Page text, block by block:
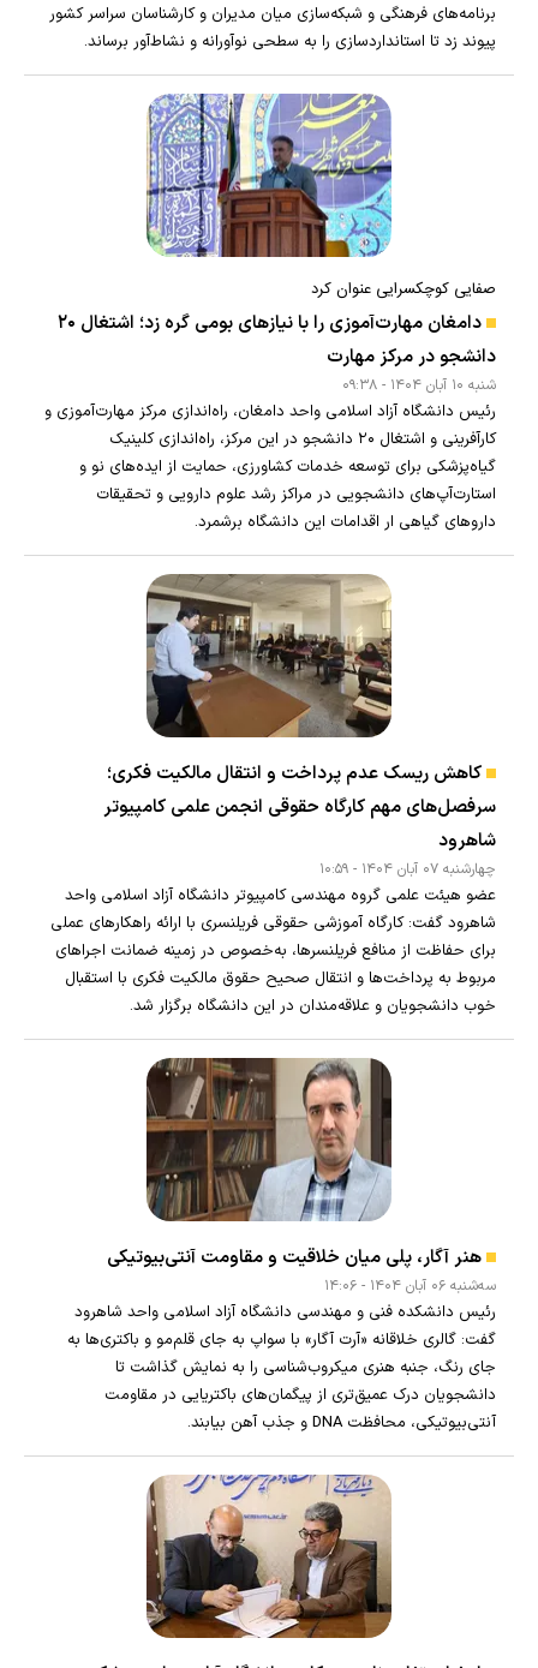
برنامه‌های فرهنگی و شبکه‌سازی میان مدیران و کارشناسان سراسر کشور
پیوند زد تا استانداردسازی را به سطحی نوآورانه و نشاط‌آور برساند.
صفایی کوچکسرایی عنوان کرد
دامغان مهارت‌آموزی را با نیازهای بومی گره زد؛ اشتغال ۲۰
دانشجو در مرکز مهارت
شنبه ۱۰ آبان ۱۴۰۴ - ۰۹:۳۸
رئیس دانشگاه آزاد اسلامی واحد دامغان، راه‌اندازی مرکز مهارت‌آموزی و
کارآفرینی و اشتغال ۲۰ دانشجو در این مرکز، راه‌اندازی کلینیک
گیاه‌پزشکی برای توسعه خدمات کشاورزی، حمایت از ایده‌های نو و
استارت‌آپ‌های دانشجویی در مراکز رشد علوم دارویی و تحقیقات
دارو‌های گیاهی ار اقدامات این دانشگاه برشمرد.
کاهش ریسک عدم پرداخت و انتقال مالکیت فکری؛
سرفصل‌های مهم کارگاه حقوقی انجمن علمی کامپیوتر
شاهرود
چهارشنبه ۰۷ آبان ۱۴۰۴ - ۱۰:۵۹
عضو هیئت علمی گروه مهندسی کامپیوتر دانشگاه آزاد اسلامی واحد
شاهرود گفت: کارگاه آموزشی حقوقی فریلنسری با ارائه راهکارهای عملی
برای حفاظت از منافع فریلنسرها، به‌خصوص در زمینه ضمانت اجراهای
مربوط به پرداخت‌ها و انتقال صحیح حقوق مالکیت فکری با استقبال
خوب دانشجویان و علاقه‌مندان در این دانشگاه برگزار شد.
هنر آگار، پلی میان خلاقیت و مقاومت آنتی‌بیوتیکی
سه‌شنبه ۰۶ آبان ۱۴۰۴ - ۱۴:۰۶
رئیس دانشکده فنی و مهندسی دانشگاه آزاد اسلامی واحد شاهرود
گفت: گالری خلاقانه «آرت آگار» با سواپ به جای قلم‌مو و باکتری‌ها به
جای رنگ، جنبه هنری میکروب‌شناسی را به نمایش گذاشت تا
دانشجویان درک عمیق‌تری از پیگمان‌های باکتریایی در مقاومت
آنتی‌بیوتیکی، محافظت DNA و جذب آهن بیابند.